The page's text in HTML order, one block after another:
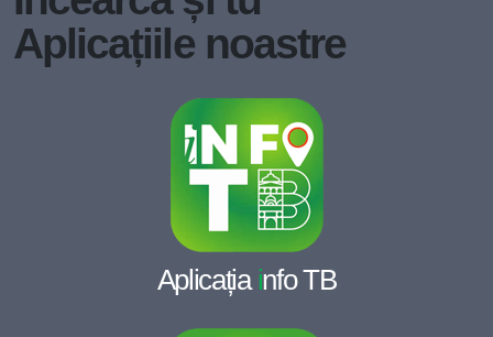
Aplicațiile noastre
Aplicația info TB